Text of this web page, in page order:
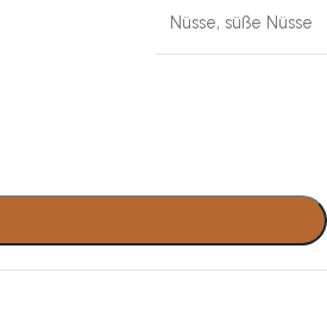
Nüsse, süße Nüsse